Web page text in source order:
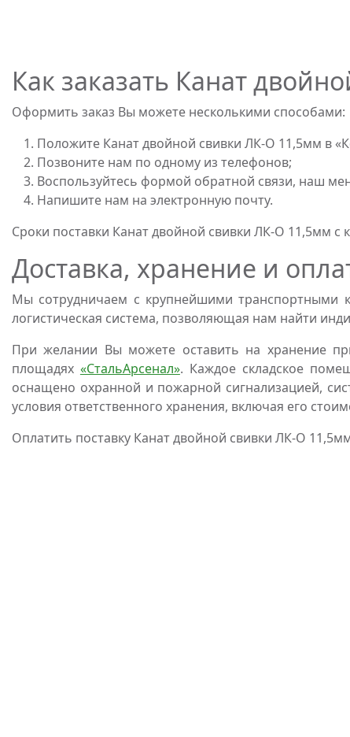
Как заказать Канат
Оформить заказ Вы можете несколькими способами:
Положите Канат двойной свивки ЛК-О 11,5мм в
Позвоните нам по одному из телефонов;
Воспользуйтесь формой обратной связи, наш
Напишите нам на электронную почту.
Сроки поставки Канат двойной свивки ЛК-О 11,5мм
Доставка, хранение и
Мы сотрудничаем с крупнейшими транспортными
логистическая система, позволяющая нам найти
При желании Вы можете оставить на хранение
площадях «СтальАрсенал». Каждое складское
оснащено охранной и пожарной сигнализацией,
условия ответственного хранения, включая его
Оплатить поставку Канат двойной свивки ЛК-О